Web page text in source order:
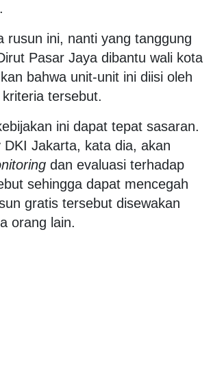
rusun ini, nanti yang tanggung
Pasar Jaya dibantu wali kota
bahwa unit-unit ini diisi oleh
tersebut.
ini dapat tepat sasaran.
DKI Jakarta, kata dia, akan
dan evaluasi terhadap
sehingga dapat mencegah
gratis tersebut disewakan
orang lain.